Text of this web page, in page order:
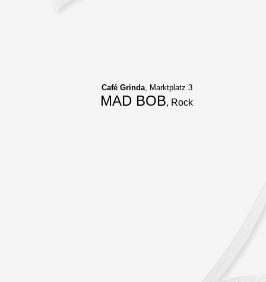
Café Grinda, Marktplatz 3
MAD BOB, Rock